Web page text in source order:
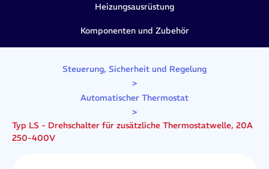
Heizungsausrüstung
Komponenten und Zubehör
Steuerung, Sicherheit und Regelung
>
Automatischer Thermostat
>
Typ LS - Drehschalter für zusätzliche Thermostatwelle, 20A
250-400V